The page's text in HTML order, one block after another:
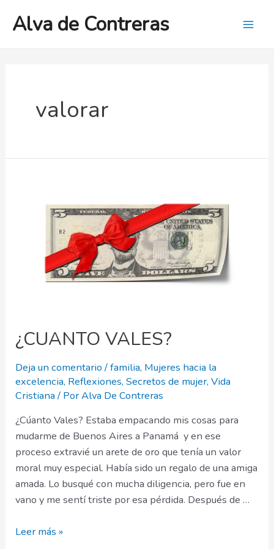
Alva de Contreras
valorar
¿CUANTO VALES?
Deja un comentario /familia, Mujeres hacia la
excelencia, Reflexiones,Secretos de mujer,Vida
Cristiana/ PorAlva De Contreras
¿Cúanto Vales? Estaba empacando mis cosas para
mudarme de Buenos Aires a Panamá y en ese
proceso extravié un arete de oro que tenía un valor
moral muy especial. Había sido un regalo de una amiga
amada. Lo busqué con mucha diligencia, pero fue en
vano y me sentí triste por esa pérdida. Después de …
¿CUANTO
Leer más »